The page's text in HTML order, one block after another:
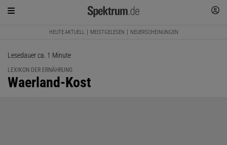
HEUTE AKTUELL MEISTGELESEN NEUERSCHEINUNGEN
Lesedauer ca. 1 Minute
LEXIKON DER ERNÄHRUNG
:
Waerland-Kost